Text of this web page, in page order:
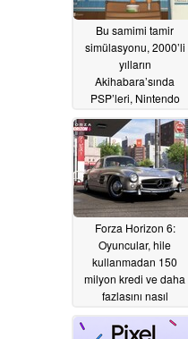
Bu samimi tamir
simülasyonu, 2000’li
yılların
Akihabara’sında
PSP’leri, Nintendo
telefonlarını ve retro
cihazları tamir
etmenize olanak
tanıyor06/20/2026
Forza Horizon 6:
Oyuncular, hile
kullanmadan 150
milyon kredi ve daha
fazlasını nasıl
06/17/2026